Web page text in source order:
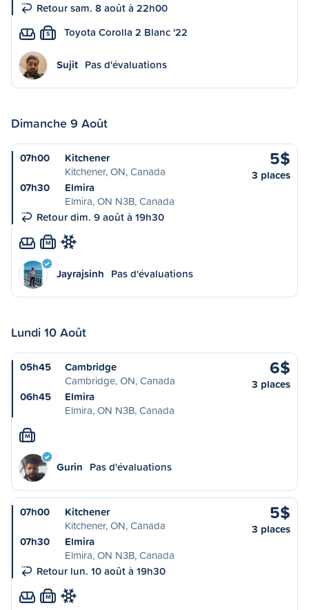
Retour sam. 8 août à 22h00
S Toyota Corolla 2 Blanc '22
Sujit Pas d'évaluations
Dimanche 9 Août
07h00
Kitchener
Kitchener, ON, Canada
07h30
Elmira
Elmira, ON N3B, Canada
Retour dim. 9 août à 19h30
5$
3 places
M
Jayrajsinh Pas d'évaluations
Lundi 10 Août
05h45
Cambridge
Cambridge, ON, Canada
06h45
Elmira
Elmira, ON N3B, Canada
6$
3 places
M
Gurin Pas d'évaluations
07h00
Kitchener
Kitchener, ON, Canada
07h30
Elmira
Elmira, ON N3B, Canada
Retour lun. 10 août à 19h30
5$
3 places
M